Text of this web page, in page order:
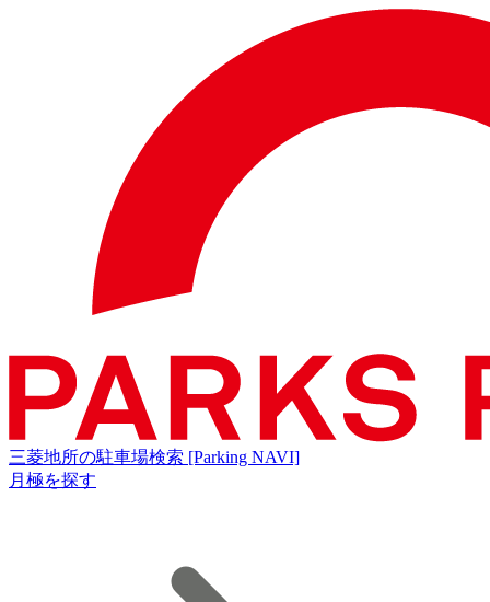
三菱地所の駐車場検索 [Parking NAVI]
月極を探す